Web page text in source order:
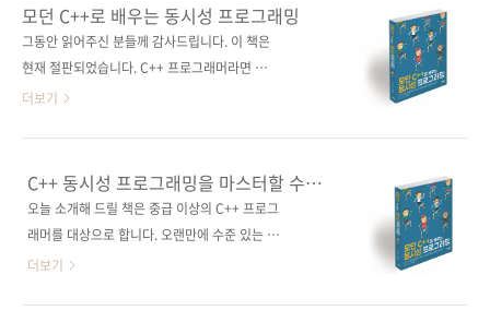
모던 C++로 배우는 동시성 프로그래밍
그동안 읽어주신 분들께 감사드립니다. 이 책은
현재 절판되었습니다. C++ 프로그래머라면 반
드시 알아야 할 동시성의 모든 것!C++ 동시성 프
서11번가] [반디앤루니스] [알라딘] [예스이십
사] [인터파크] 전자책 구매 사이트(가나다순)[교
보문고] [구글북스] [리디북스] [알라딘] [예스이
Rainer Grimm원서명 Concurrency with
Modern C++(원서 ISBN: 없음)저자명 라이너
더보기
C++ 동시성 프로그래밍을 마스터할 수
있는 실용적 안내서!
오늘 소개해 드릴 책은 중급 이상의 C++ 프로그
래머를 대상으로 합니다. 오랜만에 수준 있는 랭
귀지 책을 소개하게 되어 왠지 IT 출판사의 본연
더보기